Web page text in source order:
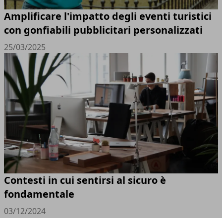
Amplificare l'impatto degli eventi turistici
con gonfiabili pubblicitari personalizzati
25/03/2025
Contesti in cui sentirsi al sicuro è
fondamentale
03/12/2024